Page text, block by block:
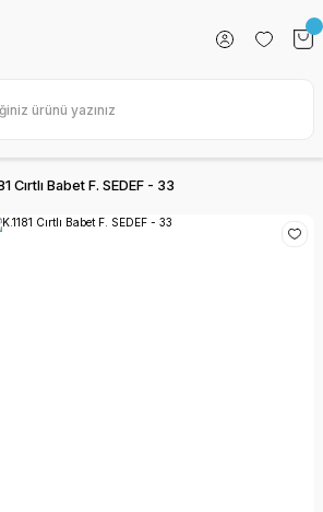
Cırtlı Babet F. SEDEF - 33